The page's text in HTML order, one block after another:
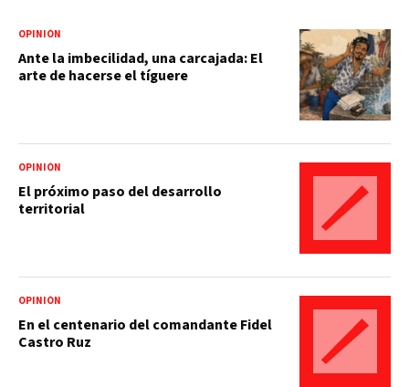
OPINIÓN
Ante la imbecilidad, una carcajada: El
arte de hacerse el tíguere
OPINIÓN
El próximo paso del desarrollo
territorial
OPINIÓN
En el centenario del comandante Fidel
Castro Ruz